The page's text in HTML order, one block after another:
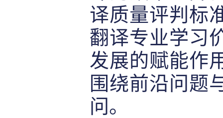
译质量评判标
翻译专业学习
发展的赋能作
围绕前沿问题
问。